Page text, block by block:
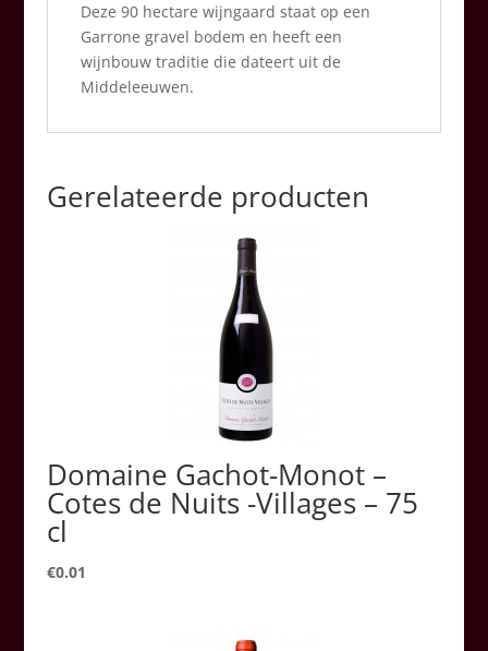
Deze 90 hectare wijngaard staat op een
Garrone gravel bodem en heeft een
wijnbouw traditie die dateert uit de
Middeleeuwen.
Gerelateerde producten
Domaine Gachot-Monot –
Cotes de Nuits -Villages – 75
cl
€0.01